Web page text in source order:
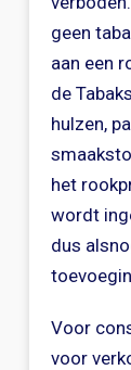
geen
aan een
de
hulzen,
het
wordt
dus
Voor
voor